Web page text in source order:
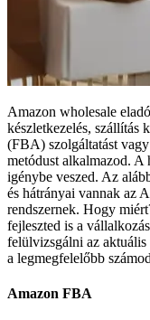
Amazon wholesale
készletkezelés, szállítás
(FBA) szolgáltatást
metódust alkalmazod.
igénybe veszed. Az
és hátrányai vannak az
rendszernek. Hogy
fejleszted is a
felülvizsgálni az
a legmegfelelőbb
Amazon FBA